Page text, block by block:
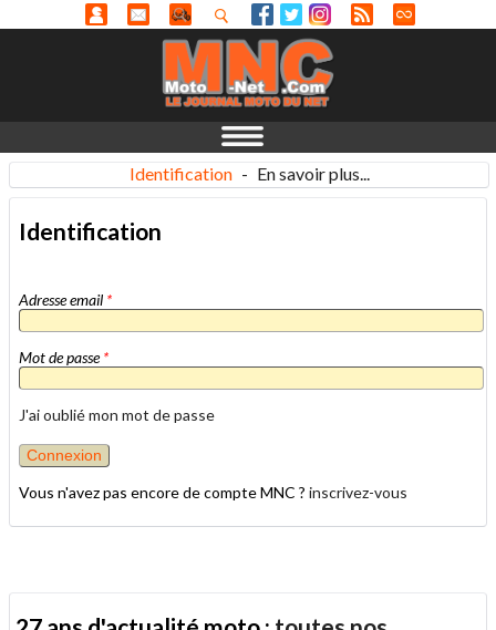
Identification - En savoir plus...
Identification
Adresse email *
Mot de passe*
J'ai oublié mon mot de passe
Vous n'avez pas encore de compte MNC ? inscrivez-vous